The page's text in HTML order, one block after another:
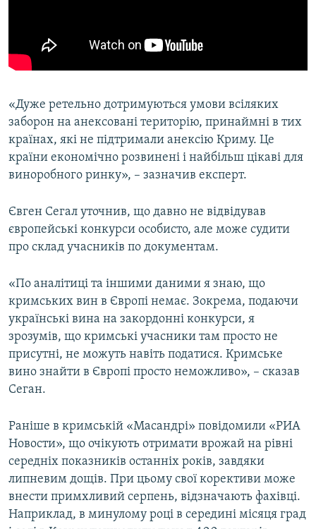
«Дуже ретельно дотримуються умови всіляких
заборон на анексовані територію, принаймні в тих
країнах, які не підтримали анексію Криму. Це
країни економічно розвинені і найбільш цікаві для
виноробного ринку», – зазначив експерт.
Євген Сегал уточнив, що давно не відвідував
європейські конкурси особисто, але може судити
про склад учасників по документам.
«По аналітиці та іншими даними я знаю, що
кримських вин в Європі немає. Зокрема, подаючи
українські вина на закордонні конкурси, я
зрозумів, що кримські учасники там просто не
присутні, не можуть навіть податися. Кримське
вино знайти в Європі просто неможливо», – сказав
Сеган.
Раніше в кримській «Масандрі» повідомили «РИА
Новости», що очікують отримати врожай на рівні
середніх показників останніх років, завдяки
липневим дощів. При цьому свої корективи може
внести примхливий серпень, відзначають фахівці.
Наприклад, в минулому році в середині місяця град